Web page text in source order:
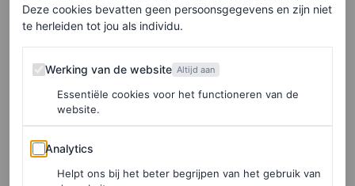
vleugje Old Hollywood-glamour droeg ze er een
dramatische bijpassende stola bij. Het resultaat? Een
perfecte mix van klassiek en tijdloos. Maar tegelijk is
haar look ook modern en onweerstaanbaar sensueel.
Via deze link meld je je aan bij ons nieuwe
Instagram ChannelBefore it’s in Vogue
Deze cookies bevatten geen persoonsgegevens en zijn niet
te herleiden tot jou als individu.
Werking van de website
Werking van de website Altijd aan
Essentiële cookies voor het functioneren van de
website.
Analytics
Analytics
Helpt ons bij het beter begrijpen van het gebruik van